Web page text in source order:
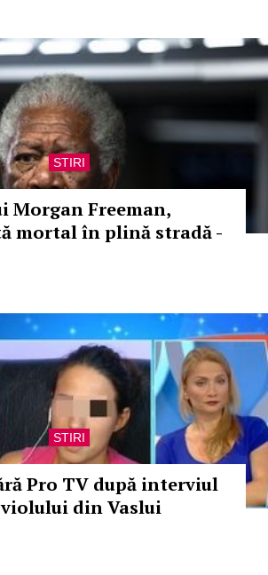
STIRI
Morgan Freeman,
mortal în plină stradă -
STIRI
Pro TV după interviul
din Vaslui